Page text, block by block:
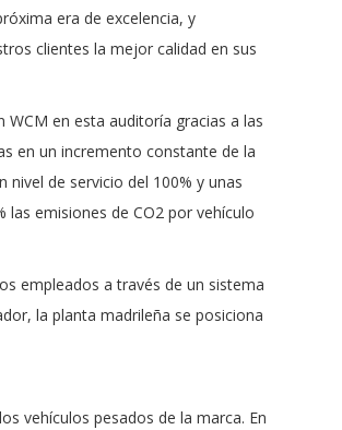
era de excelencia, y
clientes la mejor calidad en sus
en esta auditoría gracias a las
en un incremento constante de la
de servicio del 100% y unas
emisiones de CO2 por vehículo
empleados a través de un sistema
la planta madrileña se posiciona
vehículos pesados de la marca. En